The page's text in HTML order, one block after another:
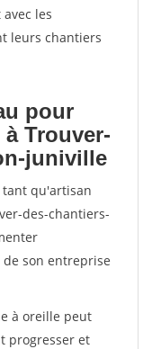
les
leurs chantiers
pour
Trouver-
juniville
qu'artisan
des-chantiers-
son entreprise
à oreille peut
progresser et